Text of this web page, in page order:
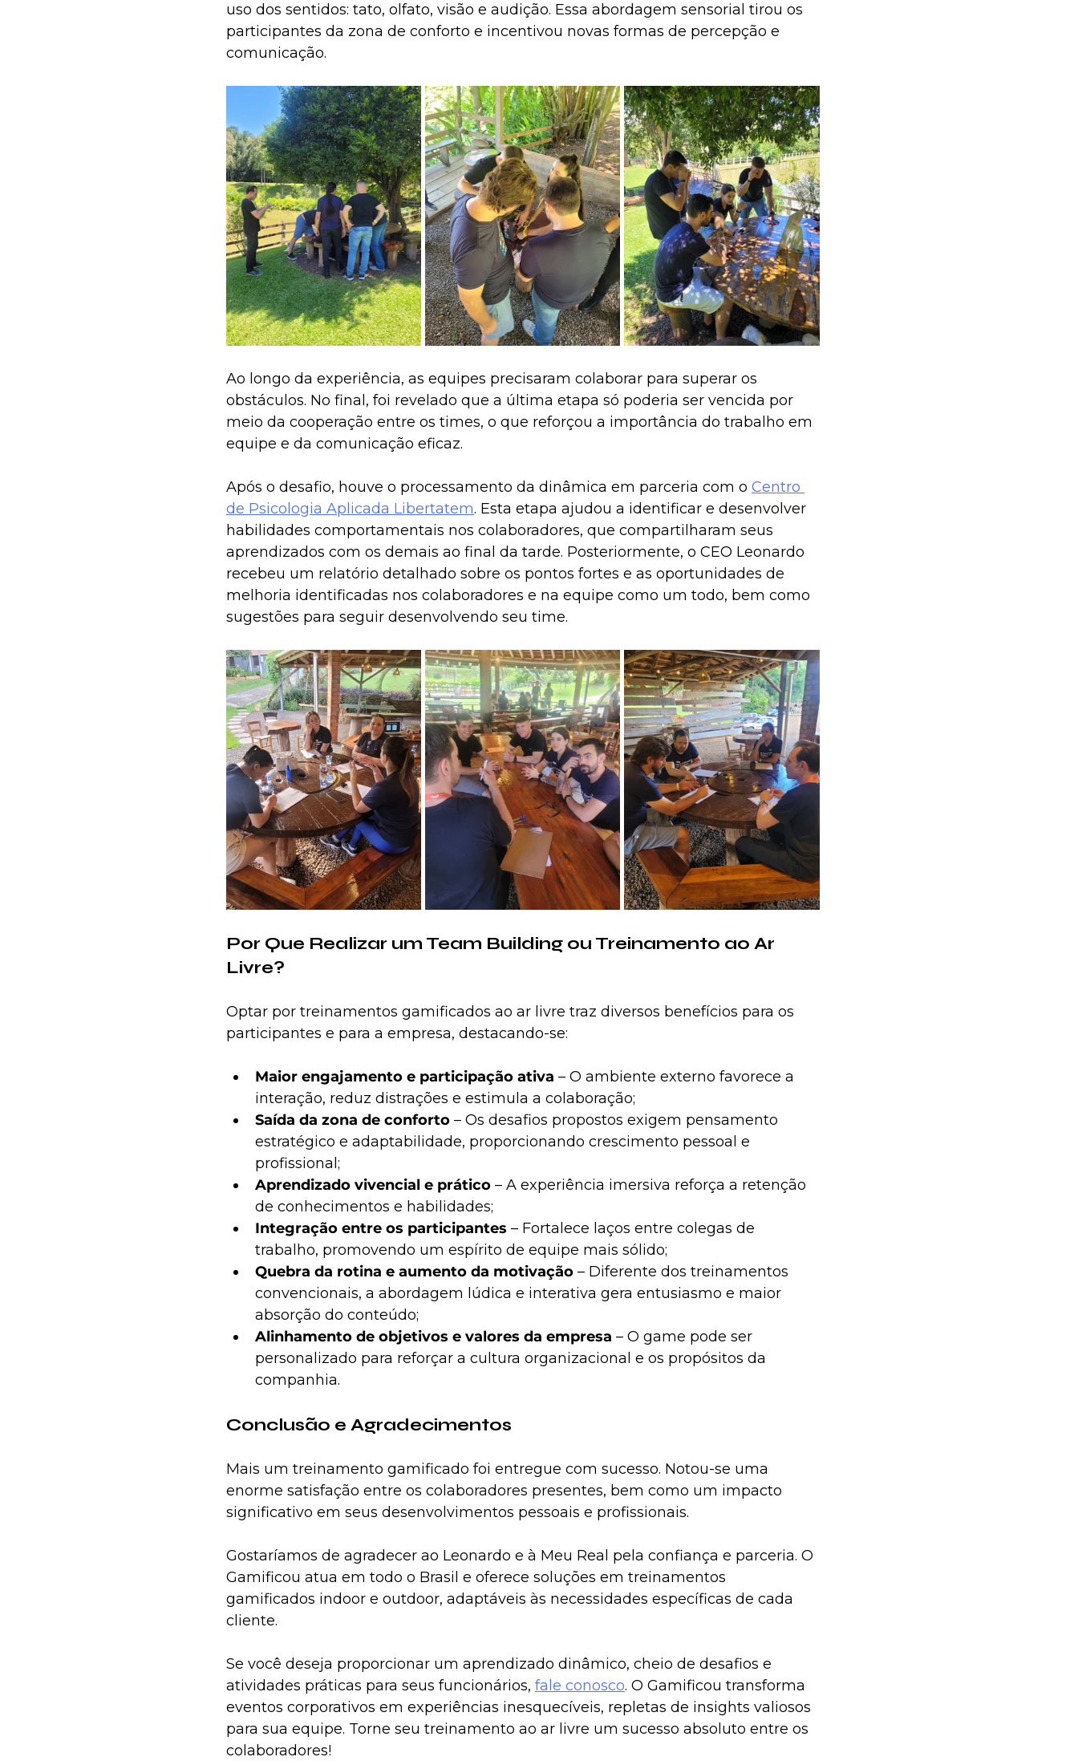
uso dos sentidos: tato, olfato, visão e audição. Essa abordagem sensorial tirou os
participantes da zona de conforto e incentivou novas formas de percepção e
comunicação.
Ao longo da experiência, as equipes precisaram colaborar para superar os
obstáculos. No final, foi revelado que a última etapa só poderia ser vencida por
meio da cooperação entre os times, o que reforçou a importância do trabalho em
equipe e da comunicação eficaz.
Após o desafio, houve o processamento da dinâmica em parceria com o Centro
de Psicologia Aplicada Libertatem. Esta etapa ajudou a identificar e desenvolver
habilidades comportamentais nos colaboradores, que compartilharam seus
aprendizados com os demais ao final da tarde. Posteriormente, o CEO Leonardo
recebeu um relatório detalhado sobre os pontos fortes e as oportunidades de
melhoria identificadas nos colaboradores e na equipe como um todo, bem como
sugestões para seguir desenvolvendo seu time.
Por Que Realizar um Team Building ou Treinamento ao Ar
Livre?
Optar por treinamentos gamificados ao ar livre traz diversos benefícios para os
participantes e para a empresa, destacando-se:
Maior engajamento e participação ativa – O ambiente externo favorece a
interação, reduz distrações e estimula a colaboração;
Saída da zona de conforto – Os desafios propostos exigem pensamento
estratégico e adaptabilidade, proporcionando crescimento pessoal e
profissional;
Aprendizado vivencial e prático – A experiência imersiva reforça a retenção
de conhecimentos e habilidades;
Integração entre os participantes – Fortalece laços entre colegas de
trabalho, promovendo um espírito de equipe mais sólido;
Quebra da rotina e aumento da motivação – Diferente dos treinamentos
convencionais, a abordagem lúdica e interativa gera entusiasmo e maior
absorção do conteúdo;
Alinhamento de objetivos e valores da empresa – O game pode ser
personalizado para reforçar a cultura organizacional e os propósitos da
companhia.
Conclusão e Agradecimentos
Mais um treinamento gamificado foi entregue com sucesso. Notou-se uma
enorme satisfação entre os colaboradores presentes, bem como um impacto
significativo em seus desenvolvimentos pessoais e profissionais.
Gostaríamos de agradecer ao Leonardo e à Meu Real pela confiança e parceria. O
Gamificou atua em todo o Brasil e oferece soluções em treinamentos
gamificados indoor e outdoor, adaptáveis às necessidades específicas de cada
cliente.
Se você deseja proporcionar um aprendizado dinâmico, cheio de desafios e
atividades práticas para seus funcionários, fale conosco. O Gamificou transforma
eventos corporativos em experiências inesquecíveis, repletas de insights valiosos
para sua equipe. Torne seu treinamento ao ar livre um sucesso absoluto entre os
colaboradores!